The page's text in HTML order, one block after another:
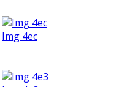
Img 4ec